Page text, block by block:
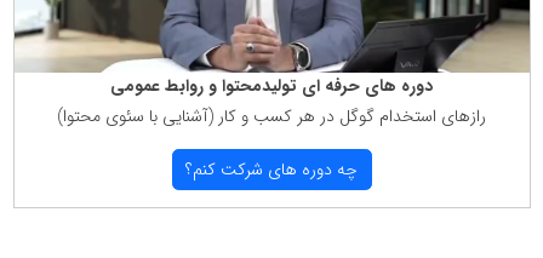
دوره های حرفه ای تولیدمحتوا و روابط عمومی
رازهای استخدام گوگل در هر كسب و كار (آشنایی با سئوی محتوا)
چه دوره های شركت كنم؟